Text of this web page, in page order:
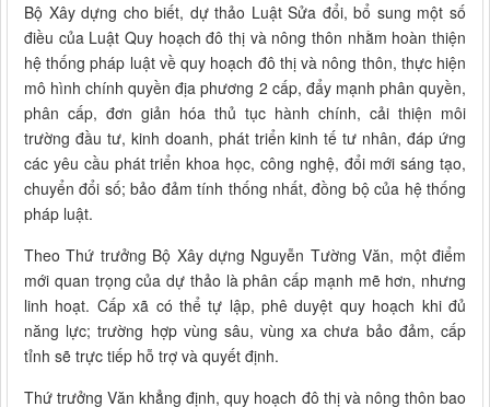
Bộ Xây dựng cho biết, dự thảo Luật Sửa đổi, bổ sung một số
điều của Luật Quy hoạch đô thị và nông thôn nhằm hoàn thiện
hệ thống pháp luật về quy hoạch đô thị và nông thôn, thực hiện
mô hình chính quyền địa phương 2 cấp, đẩy mạnh phân quyền,
phân cấp, đơn giản hóa thủ tục hành chính, cải thiện môi
trường đầu tư, kinh doanh, phát triển kinh tế tư nhân, đáp ứng
các yêu cầu phát triển khoa học, công nghệ, đổi mới sáng tạo,
chuyển đổi số; bảo đảm tính thống nhất, đồng bộ của hệ thống
pháp luật.
Theo Thứ trưởng Bộ Xây dựng Nguyễn Tường Văn, một điểm
mới quan trọng của dự thảo là phân cấp mạnh mẽ hơn, nhưng
linh hoạt. Cấp xã có thể tự lập, phê duyệt quy hoạch khi đủ
năng lực; trường hợp vùng sâu, vùng xa chưa bảo đảm, cấp
tỉnh sẽ trực tiếp hỗ trợ và quyết định.
Thứ trưởng Văn khẳng định, quy hoạch đô thị và nông thôn bao